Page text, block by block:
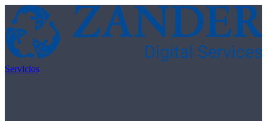
Skip to content
Servicios